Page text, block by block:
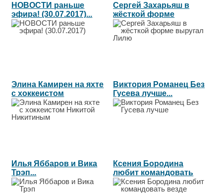
НОВОСТИ раньше
эфира! (30.07.2017)...
Сергей Захарьяш в
жёсткой форме
выругал Лилю...
Элина Камирен на яхте
с хоккеистом
Никитой...
Виктория Романец Без
Гусева лучше...
Илья Яббаров и Вика
Трэп...
Ксения Бородина
любит командовать
везде...